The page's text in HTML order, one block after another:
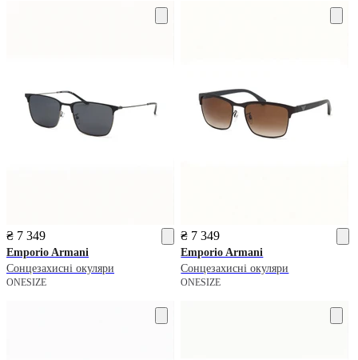
₴ 7 349
Emporio Armani
Сонцезахисні окуляри
ONESIZE
₴ 7 349
Emporio Armani
Сонцезахисні окуляри
ONESIZE